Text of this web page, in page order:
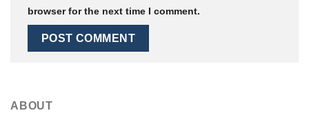
browser for the next time I comment.
ABOUT